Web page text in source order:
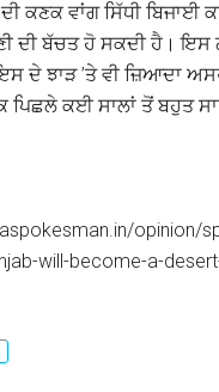
ਕਣਕ ਵਾਂਗ ਸਿੱਧੀ ਬਿਜਾਈ
ਦੀ ਬੱਚਤ ਹੋ ਸਕਦੀ ਹੈ। ਇਸ
ਦੇ ਝਾੜ ’ਤੇ ਵੀ ਜ਼ਿਆਦਾ
ਪਿਛਲੇ ਕਈ ਸਾਲਾਂ ਤੋਂ ਬਹੁਤ
opinion/
will-become-a-